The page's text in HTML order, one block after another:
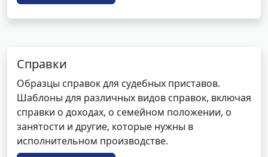
Справки
Образцы справок для судебных приставов.
Шаблоны для различных видов справок, включая
справки о доходах, о семейном положении, о
занятости и другие, которые нужны в
исполнительном производстве.